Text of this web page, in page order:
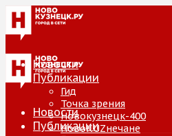
Новости
Публикации
Гид
Точка зрения
Новокузнецк-400
НовоKUZнечане
Новости
Публикации